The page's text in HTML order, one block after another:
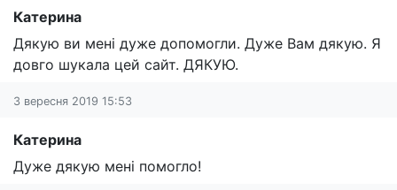
Катерина
Дякую ви мені дуже допомогли. Дуже Вам дякую. Я
довго шукала цей сайт. ДЯКУЮ.
3 вересня 2019 15:53
Катерина
Дуже дякую мені помогло!